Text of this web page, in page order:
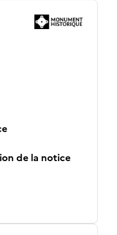
de la notice